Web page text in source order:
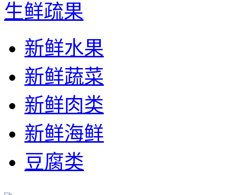
生鲜疏果
新鲜水果
新鲜蔬菜
新鲜肉类
新鲜海鲜
豆腐类